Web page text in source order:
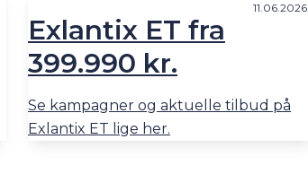
11.06.2026
Exlantix ET fra
399.990 kr.
Se kampagner og aktuelle tilbud på
Exlantix ET lige her.